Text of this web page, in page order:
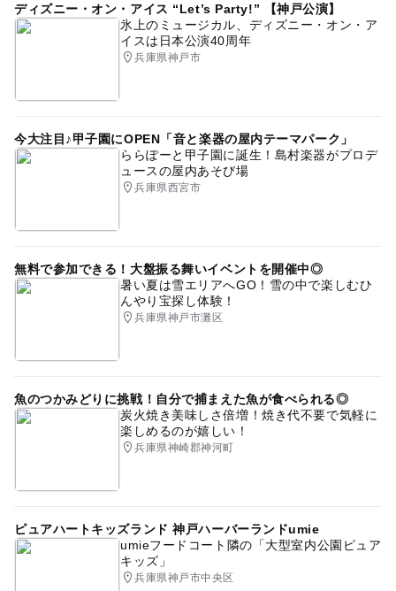
運動・体を動かす GW(ゴールデンウィーク)2016
ゴールデンウィーク2015
ディズニー・オン・アイス “Let’s Party!” 【神戸公演】
氷上のミュージカル、ディズニー・オン・ア
イスは日本公演40周年
兵庫県神戸市
今大注目♪甲子園にOPEN「音と楽器の屋内テーマパーク」
ららぽーと甲子園に誕生！島村楽器がプロデ
ュースの屋内あそび場
兵庫県西宮市
無料で参加できる！大盤振る舞いイベントを開催中◎
暑い夏は雪エリアへGO！雪の中で楽しむひ
んやり宝探し体験！
兵庫県神戸市灘区
魚のつかみどりに挑戦！自分で捕まえた魚が食べられる◎
炭火焼き美味しさ倍増！焼き代不要で気軽に
楽しめるのが嬉しい！
兵庫県神崎郡神河町
ピュアハートキッズランド 神戸ハーバーランドumie
umieフードコート隣の「大型室内公園ピュア
キッズ」
兵庫県神戸市中央区